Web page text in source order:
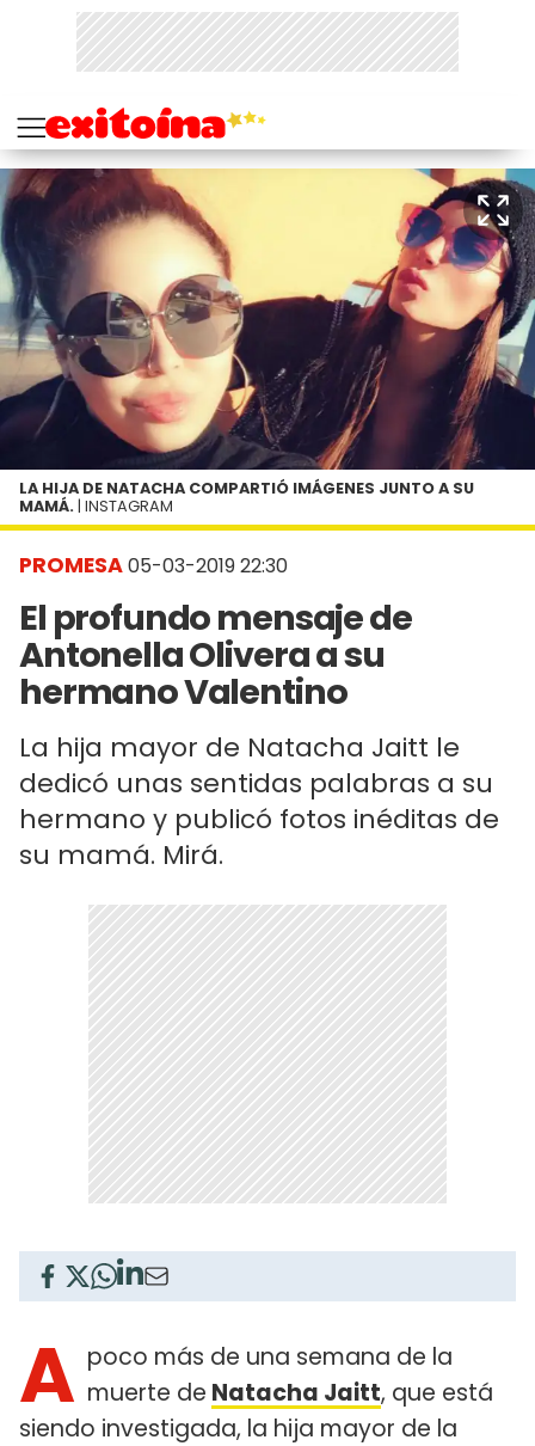
PROMESA05-03-2019 22:30
El profundo mensaje de
Antonella Olivera a su
hermano Valentino
La hija mayor de Natacha Jaitt le
dedicó unas sentidas palabras a su
hermano y publicó fotos inéditas de
su mamá. Mirá.
LA HIJA DE NATACHA COMPARTIÓ IMÁGENES JUNTO A SU
MAMÁ. | INSTAGRAM
A poco más de una semana de la
muerte de Natacha Jaitt, que está
siendo investigada, la hija mayor de la